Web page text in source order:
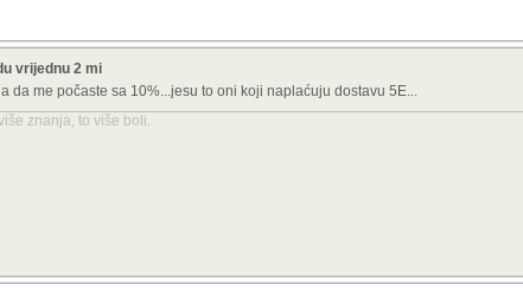
vrijednu 2 mi
da me počaste sa 10%...jesu to oni koji naplaćuju dostavu 5E...
znanja, to više boli.